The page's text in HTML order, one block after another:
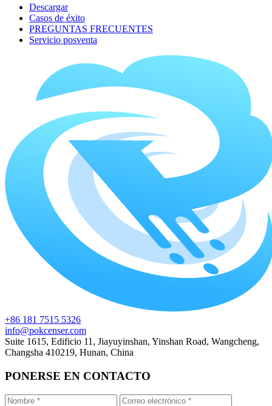
Descargar
Casos de éxito
PREGUNTAS FRECUENTES
Servicio posventa
+86 181 7515 5326
info@pokcenser.com
Suite 1615, Edificio 11, Jiayuyinshan, Yinshan Road, Wangcheng,
Changsha 410219, Hunan, China
PONERSE EN CONTACTO